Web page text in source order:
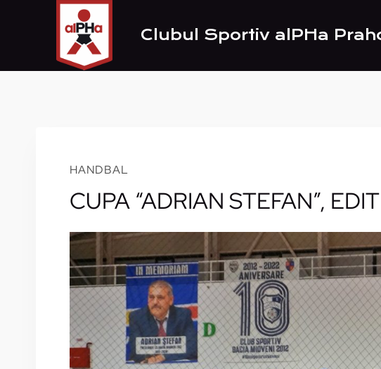
Clubul Sportiv alPHa
HANDBAL
CUPA “ADRIAN STEFAN”,